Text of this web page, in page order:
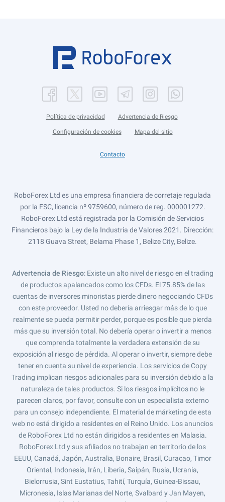
Política de privacidad Advertencia de Riesgo
Configuración de cookies Mapa del sitio
Contacto
RoboForex Ltd es una empresa financiera de corretaje regulada
por la FSC, licencia nº 9759600, número de reg. 000001272.
RoboForex Ltd está registrada por la Comisión de Servicios
Financieros bajo la Ley de la Industria de Valores 2021. Dirección:
2118 Guava Street, Belama Phase 1, Belize City, Belize.
Advertencia de Riesgo: Existe un alto nivel de riesgo en el trading
de productos apalancados como los CFDs. El 75.85% de las
cuentas de inversores minoristas pierde dinero negociando CFDs
con este proveedor. Usted no debería arriesgar más de lo que
realmente se pueda permitir perder, porque es posible que pierda
más que su inversión total. No debería operar o invertir a menos
que comprenda totalmente la verdadera extensión de su
exposición al riesgo de pérdida. Al operar o invertir, siempre debe
tener en cuenta su nivel de experiencia. Los servicios de Copy
Trading implican riesgos adicionales para su inversión debido a la
naturaleza de tales productos. Si los riesgos implícitos no le
parecen claros, por favor, consulte con un especialista externo
para un consejo independiente. El material de márketing de esta
web no está dirigido a residentes en el Reino Unido. Los anuncios
de RoboForex Ltd no están dirigidos a residentes en Malasia.
RoboForex Ltd y sus afiliados no trabajan en territorio de los
EEUU, Canadá, Japón, Australia, Bonaire, Brasil, Curaçao, Timor
Oriental, Indonesia, Irán, Liberia, Saipán, Rusia, Ucrania,
Bielorrusia, Sint Eustatius, Tahití, Turquía, Guinea-Bissau,
Micronesia, Islas Marianas del Norte, Svalbard y Jan Mayen,